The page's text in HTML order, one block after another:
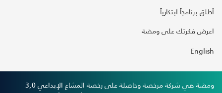
أطلق برنامجاً ابتكارياً
اعرض فكرتك على ومضة
English
ومضة هي شركة مرخصة وحاصلة على رخصة المشاع الإبداعي 3,0